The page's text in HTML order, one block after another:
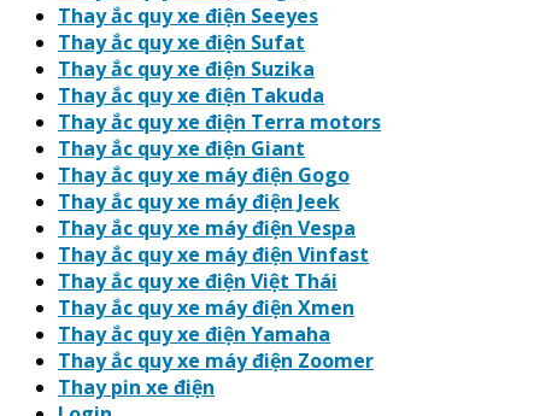
Thay ắc quy xe điện Seeyes
Thay ắc quy xe điện Sufat
Thay ắc quy xe điện Suzika
Thay ắc quy xe điện Takuda
Thay ắc quy xe điện Terra motors
Thay ắc quy xe điện Giant
Thay ắc quy xe máy điện Gogo
Thay ắc quy xe máy điện Jeek
Thay ắc quy xe máy điện Vespa
Thay ắc quy xe máy điện Vinfast
Thay ắc quy xe điện Việt Thái
Thay ắc quy xe máy điện Xmen
Thay ắc quy xe điện Yamaha
Thay ắc quy xe máy điện Zoomer
Thay pin xe điện